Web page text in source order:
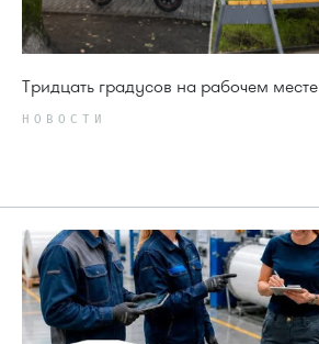
Тридцать градусов на рабочем месте
НОВОСТИ